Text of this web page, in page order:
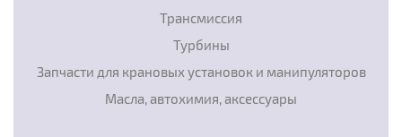
Трансмиссия
Турбины
Запчасти для крановых установок и манипуляторов
Масла, автохимия, аксессуары